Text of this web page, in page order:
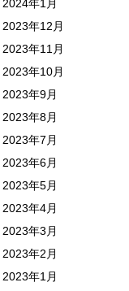
2024年1月
2023年12月
2023年11月
2023年10月
2023年9月
2023年8月
2023年7月
2023年6月
2023年5月
2023年4月
2023年3月
2023年2月
2023年1月